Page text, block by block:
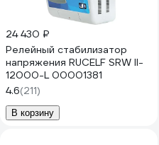
24 430 ₽
Релейный стабилизатор
напряжения RUCELF SRW II-
12000-L 00001381
4.6(211)
В корзину